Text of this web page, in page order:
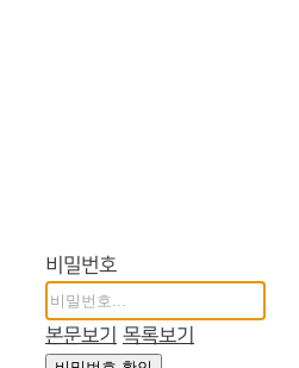
비밀번호
본문보기 목록보기